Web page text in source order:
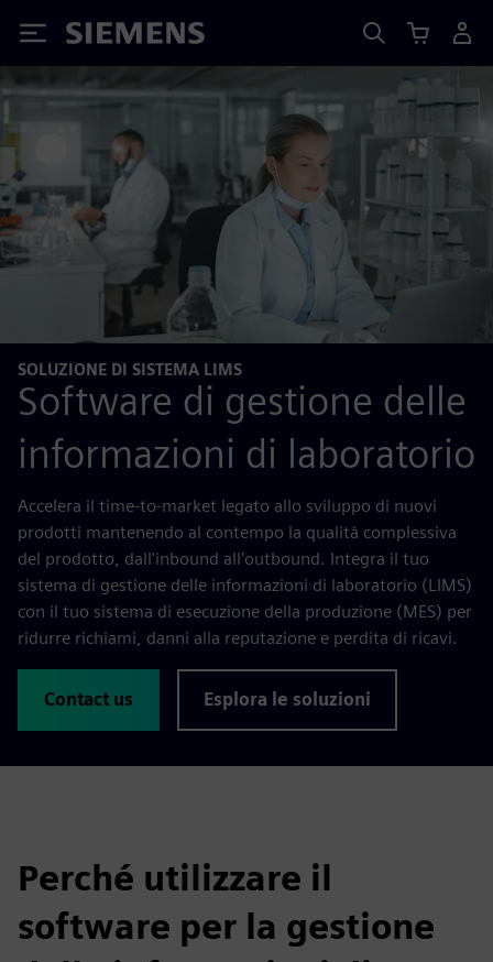
Siemens
SOLUZIONE DI SISTEMA LIMS
Software di gestione delle
informazioni di laboratorio
Accelera il time-to-market legato allo sviluppo di nuovi
prodotti mantenendo al contempo la qualità complessiva
del prodotto, dall'inbound all'outbound. Integra il tuo
sistema di gestione delle informazioni di laboratorio (LIMS)
con il tuo sistema di esecuzione della produzione (MES) per
ridurre richiami, danni alla reputazione e perdita di ricavi.
Contact us Esplora le soluzioni
Perché utilizzare il
software per la gestione